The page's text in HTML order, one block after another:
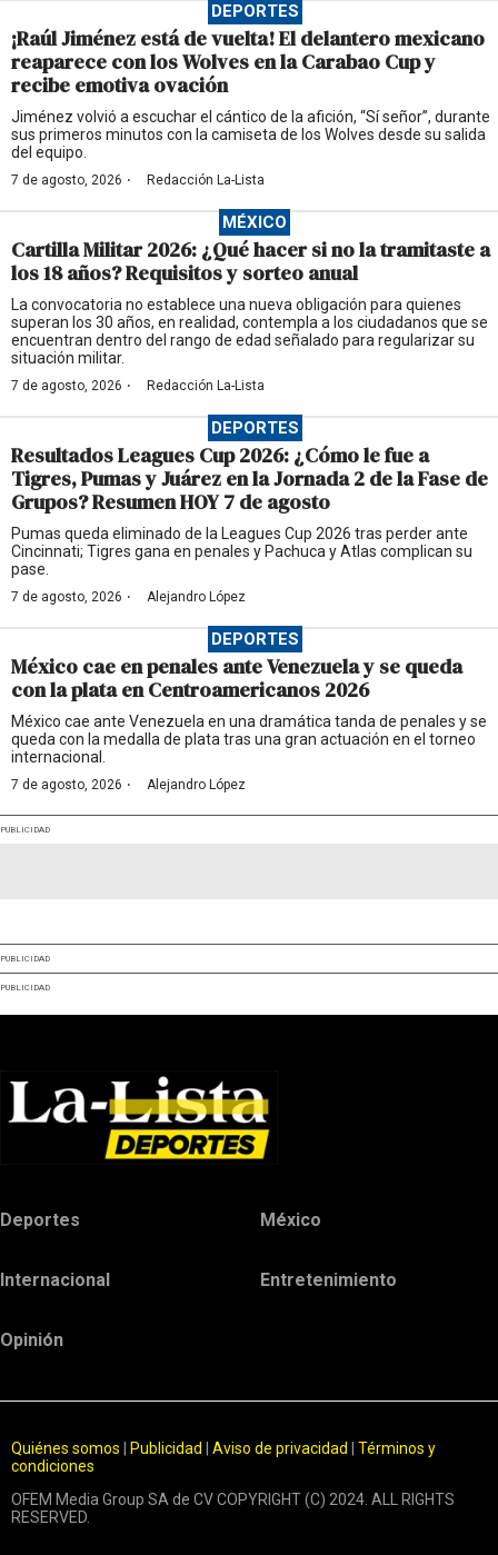
DEPORTES
¡Raúl Jiménez está de vuelta! El delantero mexicano
reaparece con los Wolves en la Carabao Cup y
recibe emotiva ovación
Jiménez volvió a escuchar el cántico de la afición, “Sí señor”, durante
sus primeros minutos con la camiseta de los Wolves desde su salida
del equipo.
7 de agosto, 2026 · Redacción La-Lista
MÉXICO
Cartilla Militar 2026: ¿Qué hacer si no la tramitaste a
los 18 años? Requisitos y sorteo anual
La convocatoria no establece una nueva obligación para quienes
superan los 30 años, en realidad, contempla a los ciudadanos que se
encuentran dentro del rango de edad señalado para regularizar su
situación militar.
7 de agosto, 2026 · Redacción La-Lista
DEPORTES
Resultados Leagues Cup 2026: ¿Cómo le fue a
Tigres, Pumas y Juárez en la Jornada 2 de la Fase de
Grupos? Resumen HOY 7 de agosto
Pumas queda eliminado de la Leagues Cup 2026 tras perder ante
Cincinnati; Tigres gana en penales y Pachuca y Atlas complican su
pase.
7 de agosto, 2026 · Alejandro López
DEPORTES
México cae en penales ante Venezuela y se queda
con la plata en Centroamericanos 2026
México cae ante Venezuela en una dramática tanda de penales y se
queda con la medalla de plata tras una gran actuación en el torneo
internacional.
7 de agosto, 2026 · Alejandro López
PUBLICIDAD
PUBLICIDAD
PUBLICIDAD
Deportes México
Internacional Entretenimiento
Opinión
Quiénes somos Publicidad Aviso de privacidad
Términos y
condiciones
OFEM Media Group SA de CV COPYRIGHT (C) 2024. ALL RIGHTS
RESERVED.